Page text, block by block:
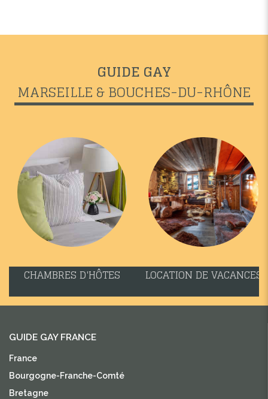
GUIDE GAY
MARSEILLE & BOUCHES-DU-RHÔNE
CHAMBRES D'HÔTES LOCATION DE VACANCES
GUIDE GAY FRANCE
France
Bourgogne-Franche-Comté
Bretagne